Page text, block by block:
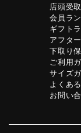
店頭受
会員ラ
ギフト
アフタ
下取り
ご利用
サイズ
よくあ
お問い